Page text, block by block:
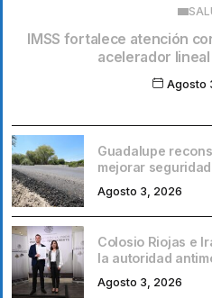
IMSS fortalece atención
acelerador
Agosto
Guadalupe
mejorar
Agosto 3, 2026
Colosio Riojas e
la autoridad
Agosto 3, 2026